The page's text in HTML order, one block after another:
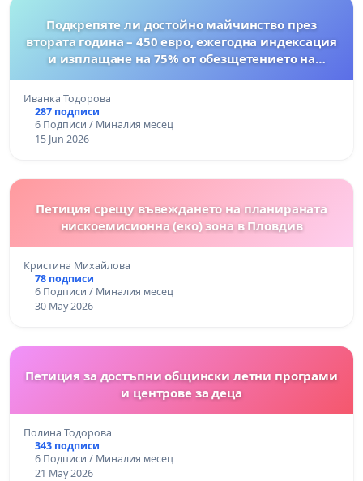
Подкрепяте ли достойно майчинство през
втората година – 450 евро, ежегодна индексация
и изплащане на 75% от обезщетението на
Иванка Тодорова
287 подписи
6 Подписи / Миналия месец
15 Jun 2026
Петиция срещу въвеждането на планираната
нискоемисионна (еко) зона в Пловдив
Кристина Михайлова
78 подписи
6 Подписи / Миналия месец
30 May 2026
Петиция за достъпни общински летни програми
и центрове за деца
Полина Тодорова
343 подписи
6 Подписи / Миналия месец
21 May 2026